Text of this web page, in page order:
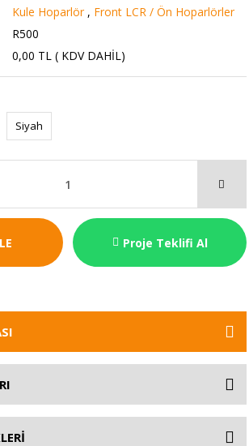
Kule Hoparlör , Front LCR / Ön Hoparlörler
R500
0,00 TL ( KDV DAHİL)
Siyah
Proje Teklifi Al